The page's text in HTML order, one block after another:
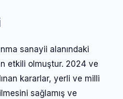
sanayii alanındaki
etkili olmuştur. 2024 ve
kararlar, yerli ve milli
sağlamış ve